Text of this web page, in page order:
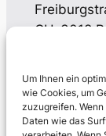
Um Ihnen ein
wie Cookies, um
zuzugreifen.
Daten wie das
CH-3018